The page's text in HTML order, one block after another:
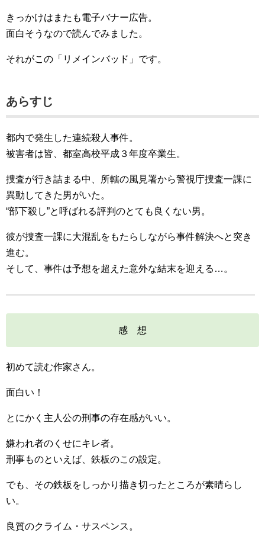
きっかけはまたも電子バナー広告。
面白そうなので読んでみました。
それがこの「リメインバッド」です。
あらすじ
都内で発生した連続殺人事件。
被害者は皆、都室高校平成３年度卒業生。
捜査が行き詰まる中、所轄の風見署から警視庁捜査一課に
異動してきた男がいた。
“部下殺し”と呼ばれる評判のとても良くない男。
彼が捜査一課に大混乱をもたらしながら事件解決へと突き
進む。
そして、事件は予想を超えた意外な結末を迎える…。
感 想
初めて読む作家さん。
面白い！
とにかく主人公の刑事の存在感がいい。
嫌われ者のくせにキレ者。
刑事ものといえば、鉄板のこの設定。
でも、その鉄板をしっかり描き切ったところが素晴らし
い。
良質のクライム・サスペンス。